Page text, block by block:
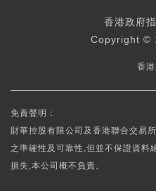
香港政府
Copyright ©
香
免責聲明：
財華控股有限公司及香港聯合交易
之準確性及可靠性,但並不保證資料
損失,本公司概不負責。